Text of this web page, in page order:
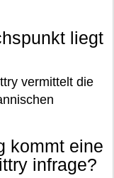
liegt
vermittelt die
kommt eine
infrage?